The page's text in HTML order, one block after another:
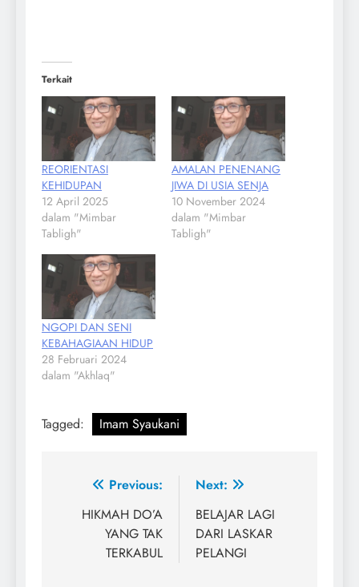
Terkait
REORIENTASI
KEHIDUPAN
12 April 2025
dalam "Mimbar
Tabligh"
AMALAN PENENANG
JIWA DI USIA SENJA
10 November 2024
dalam "Mimbar
Tabligh"
NGOPI DAN SENI
KEBAHAGIAAN HIDUP
28 Februari 2024
dalam "Akhlaq"
Tagged: Imam Syaukani
Navigasi
pos
Previous:
HIKMAH DO’A
YANG TAK
TERKABUL
Next:
BELAJAR LAGI
DARI LASKAR
PELANGI